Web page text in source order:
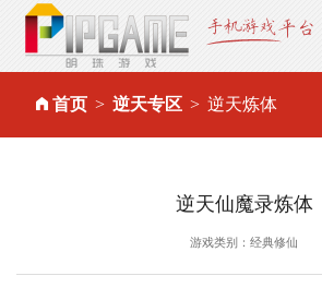
首页 逆天专区 逆天炼体
逆天仙魔录炼体
游戏类别：经典修仙